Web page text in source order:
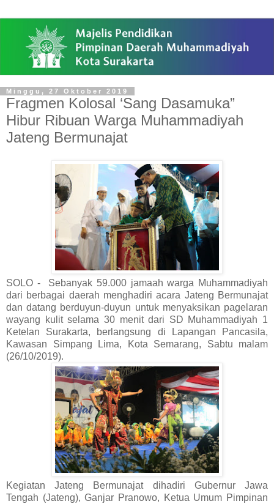
Minggu, 27 Oktober 2019
Fragmen Kolosal ‘Sang Dasamuka”
Hibur Ribuan Warga Muhammadiyah
Jateng Bermunajat
SOLO - Sebanyak 59.000 jamaah warga Muhammadiyah
dari berbagai daerah menghadiri acara Jateng Bermunajat
dan datang berduyun-duyun untuk menyaksikan pagelaran
wayang kulit selama 30 menit dari SD Muhammadiyah 1
Ketelan Surakarta, berlangsung di Lapangan Pancasila,
Kawasan Simpang Lima, Kota Semarang, Sabtu malam
(26/10/2019).
Kegiatan Jateng Bermunajat dihadiri Gubernur Jawa
Tengah (Jateng), Ganjar Pranowo, Ketua Umum Pimpinan